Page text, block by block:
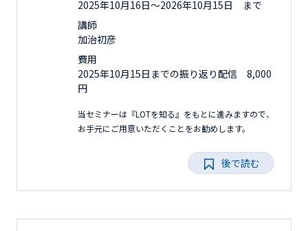
2025年10月16日〜2026年10月15日 まで
講師
加治初彦
費用
2025年10月15日までの振り返り配信 8,000
円
当セミナーは『LOTを知る』をもとに進みますので、
お手元にご用意いただくことをお勧めします。
後で読む